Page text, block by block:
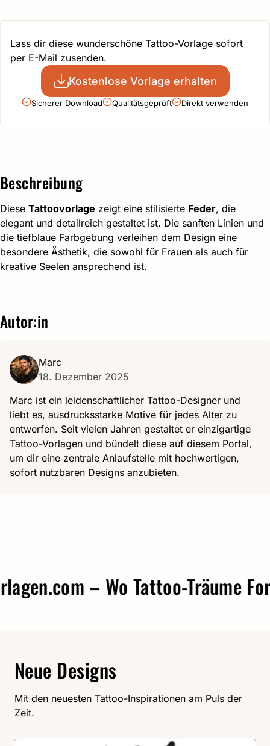
Lass dir diese wunderschöne Tattoo-Vorlage sofort
per E-Mail zusenden.
Kostenlose Vorlage erhalten
Sicherer Download Qualitätsgeprüft Direkt verwenden
Beschreibung
Diese Tattoovorlage zeigt eine stilisierte Feder, die
elegant und detailreich gestaltet ist. Die sanften Linien und
die tiefblaue Farbgebung verleihen dem Design eine
besondere Ästhetik, die sowohl für Frauen als auch für
kreative Seelen ansprechend ist.
Autor:in
Marc
18. Dezember 2025
Marc ist ein leidenschaftlicher Tattoo-Designer und
liebt es, ausdrucksstarke Motive für jedes Alter zu
entwerfen. Seit vielen Jahren gestaltet er einzigartige
Tattoo-Vorlagen und bündelt diese auf diesem Portal,
um dir eine zentrale Anlaufstelle mit hochwertigen,
sofort nutzbaren Designs anzubieten.
– Wo Tattoo-Träume Form
Neue Designs
Mit den neuesten Tattoo-Inspirationen am Puls der
Zeit.